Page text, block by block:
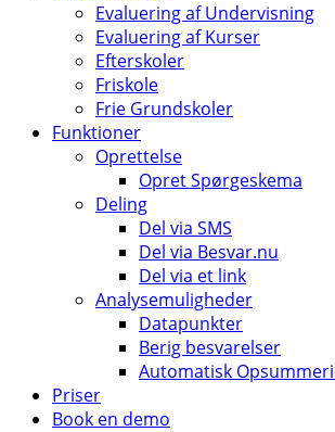
Evaluering af Undervisning
Evaluering af Kurser
Efterskoler
Friskole
Frie Grundskoler
Funktioner
Oprettelse
Opret Spørgeskema
Deling
Del via SMS
Del via Besvar.nu
Del via et link
Analysemuligheder
Datapunkter
Berig besvarelser
Automatisk
Priser
Book en demo